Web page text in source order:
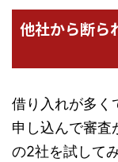
他社から断ら
借り入れが多く
申し込んで審査
の2社を試して